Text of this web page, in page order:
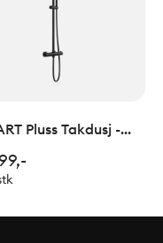
Pluss Takdusj -